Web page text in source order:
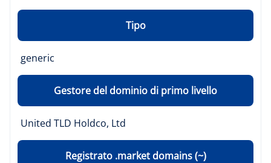
Tipo
generic
Gestore del dominio di primo livello
United TLD Holdco, Ltd
Registrato .market domains (~)